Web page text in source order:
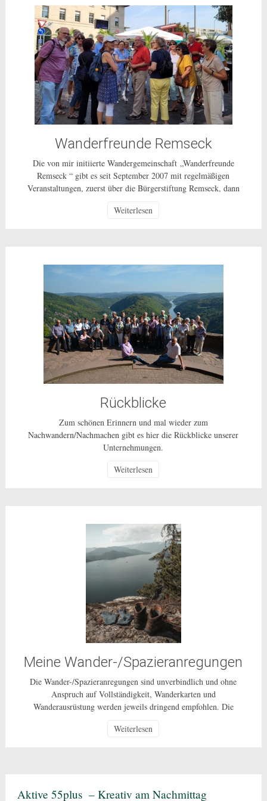
Wanderfreunde Remseck
Die von mir initiierte Wandergemeinschaft „Wanderfreunde
Remseck “ gibt es seit September 2007 mit regelmäßigen
Veranstaltungen, zuerst über die Bürgerstiftung Remseck, dann
Bürgerschaftliches Engagement für alle Bürgerinnen und Bürger
Weiterlesen
Rückblicke
Zum schönen Erinnern und mal wieder zum
Nachwandern/Nachmachen gibt es hier die Rückblicke unserer
Unternehmungen.
Weiterlesen
Meine Wander-/Spazieranregungen
Die Wander-/Spazieranregungen sind unverbindlich und ohne
Anspruch auf Vollständigkeit, Wanderkarten und
Wanderausrüstung werden jeweils dringend empfohlen. Die
Risiko und sind nur für den privaten Gebrauch gestattet. Bei den
Weiterlesen
Aktive 55plus – Kreativ am Nachmittag